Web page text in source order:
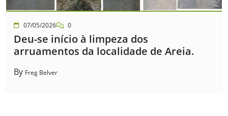
07/05/2026 0
Deu-se início à limpeza dos
arruamentos da localidade de Areia.
By Freg Belver